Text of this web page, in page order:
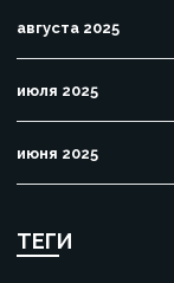
августа 2025
июля 2025
июня 2025
ТЕГИ